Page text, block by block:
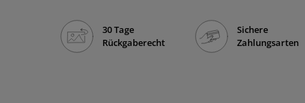
30 Tage
Rückgaberecht
Sichere
Zahlungsarten